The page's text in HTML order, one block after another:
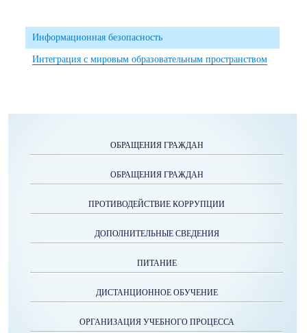
Информационная безопасность
Интеграция с мировым образовательным пространством
ОБРАЩЕНИЯ ГРАЖДАН
ОБРАЩЕНИЯ ГРАЖДАН
ПРОТИВОДЕЙСТВИЕ КОРРУПЦИИ
ДОПОЛНИТЕЛЬНЫЕ СВЕДЕНИЯ
ПИТАНИЕ
ДИСТАНЦИОННОЕ ОБУЧЕНИЕ
ОРГАНИЗАЦИЯ УЧЕБНОГО ПРОЦЕССА